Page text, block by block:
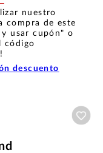
nuestro
compra de este
usar cupón" o
código
descuento